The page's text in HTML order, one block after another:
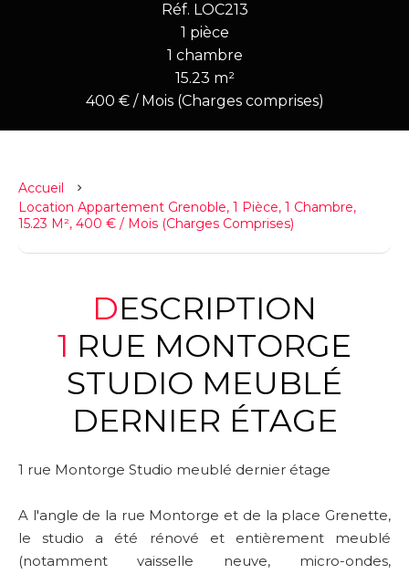
Réf. LOC213
1 pièce
1 chambre
15.23 m²
400 € / Mois (Charges comprises)
Accueil
Location Appartement Grenoble, 1 Pièce, 1 Chambre,
15.23 M², 400 € / Mois (Charges Comprises)
DESCRIPTION
1 RUE MONTORGE
STUDIO MEUBLÉ
DERNIER ÉTAGE
1 rue Montorge Studio meublé dernier étage
A l'angle de la rue Montorge et de la place Grenette,
le studio a été rénové et entièrement meublé
(notamment vaisselle neuve, micro-ondes,